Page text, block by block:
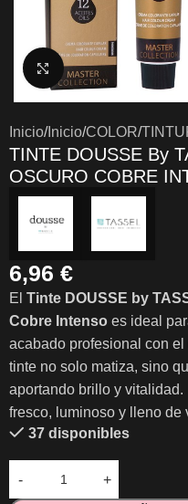
Clic para ampliar
Inicio Inicio COLOR
TINTE DOUSSE By
OSCURO COBRE
6,96 €
El Tinte DOUSSE by
Cobre Intenso es ideal
acabado profesional con
tinte no solo matiza, sino
aportando brillo y
fresco, luminoso y lleno de
37 disponibles